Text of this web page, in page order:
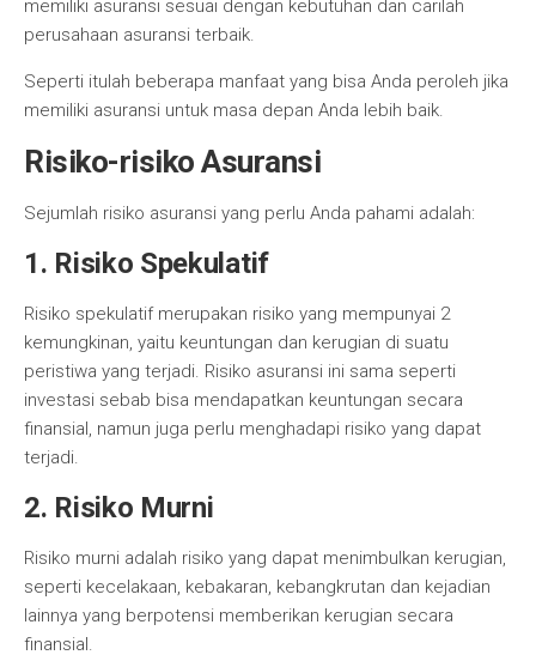
memiliki asuransi sesuai dengan kebutuhan dan carilah
perusahaan asuransi terbaik.
Seperti itulah beberapa manfaat yang bisa Anda peroleh jika
memiliki asuransi untuk masa depan Anda lebih baik.
Risiko-risiko Asuransi
Sejumlah risiko asuransi yang perlu Anda pahami adalah:
1. Risiko Spekulatif
Risiko spekulatif merupakan risiko yang mempunyai 2
kemungkinan, yaitu keuntungan dan kerugian di suatu
peristiwa yang terjadi. Risiko asuransi ini sama seperti
investasi sebab bisa mendapatkan keuntungan secara
finansial, namun juga perlu menghadapi risiko yang dapat
terjadi.
2. Risiko Murni
Risiko murni adalah risiko yang dapat menimbulkan kerugian,
seperti kecelakaan, kebakaran, kebangkrutan dan kejadian
lainnya yang berpotensi memberikan kerugian secara
finansial.